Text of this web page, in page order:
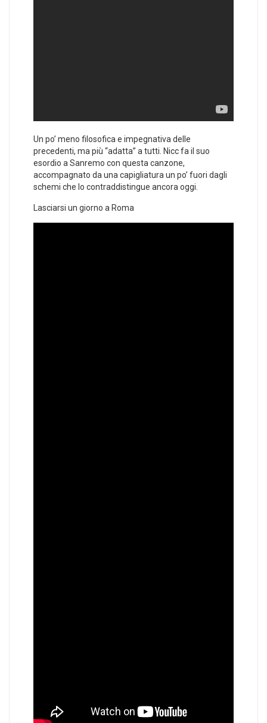
Un po’ meno filosofica e impegnativa delle
precedenti, ma più “adatta” a tutti. Nicc fa il suo
esordio a Sanremo con questa canzone,
accompagnato da una capigliatura un po’ fuori dagli
schemi che lo contraddistingue ancora oggi.
Lasciarsi un giorno a Roma